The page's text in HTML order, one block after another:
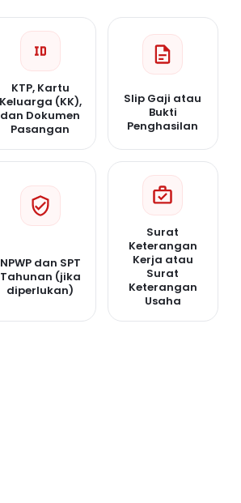
KTP, Kartu
Keluarga (KK),
dan Dokumen
Pasangan
Slip Gaji atau
Bukti
Penghasilan
NPWP dan SPT
Tahunan (jika
diperlukan)
Surat
Keterangan
Kerja atau
Surat
Keterangan
Usaha